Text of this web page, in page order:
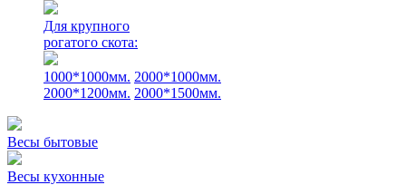
Для крупного
рогатого скота:
1000*1000мм. 2000*1000мм.
2000*1200мм. 2000*1500мм.
Весы бытовые
Весы кухонные